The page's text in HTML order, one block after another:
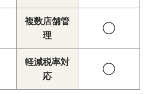
複数店舗管
理
◯
軽減税率対
応
◯